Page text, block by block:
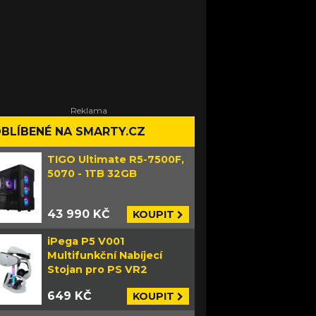
NA SMARTY.CZ
TIGO Ultimate R5-7500F,
5070 - 1TB 32GB
43 990 KČ KOUPIT
iPega P5 V001
Multifunkční Nabíjecí
Stojan pro PS VR2
649 KČ KOUPIT